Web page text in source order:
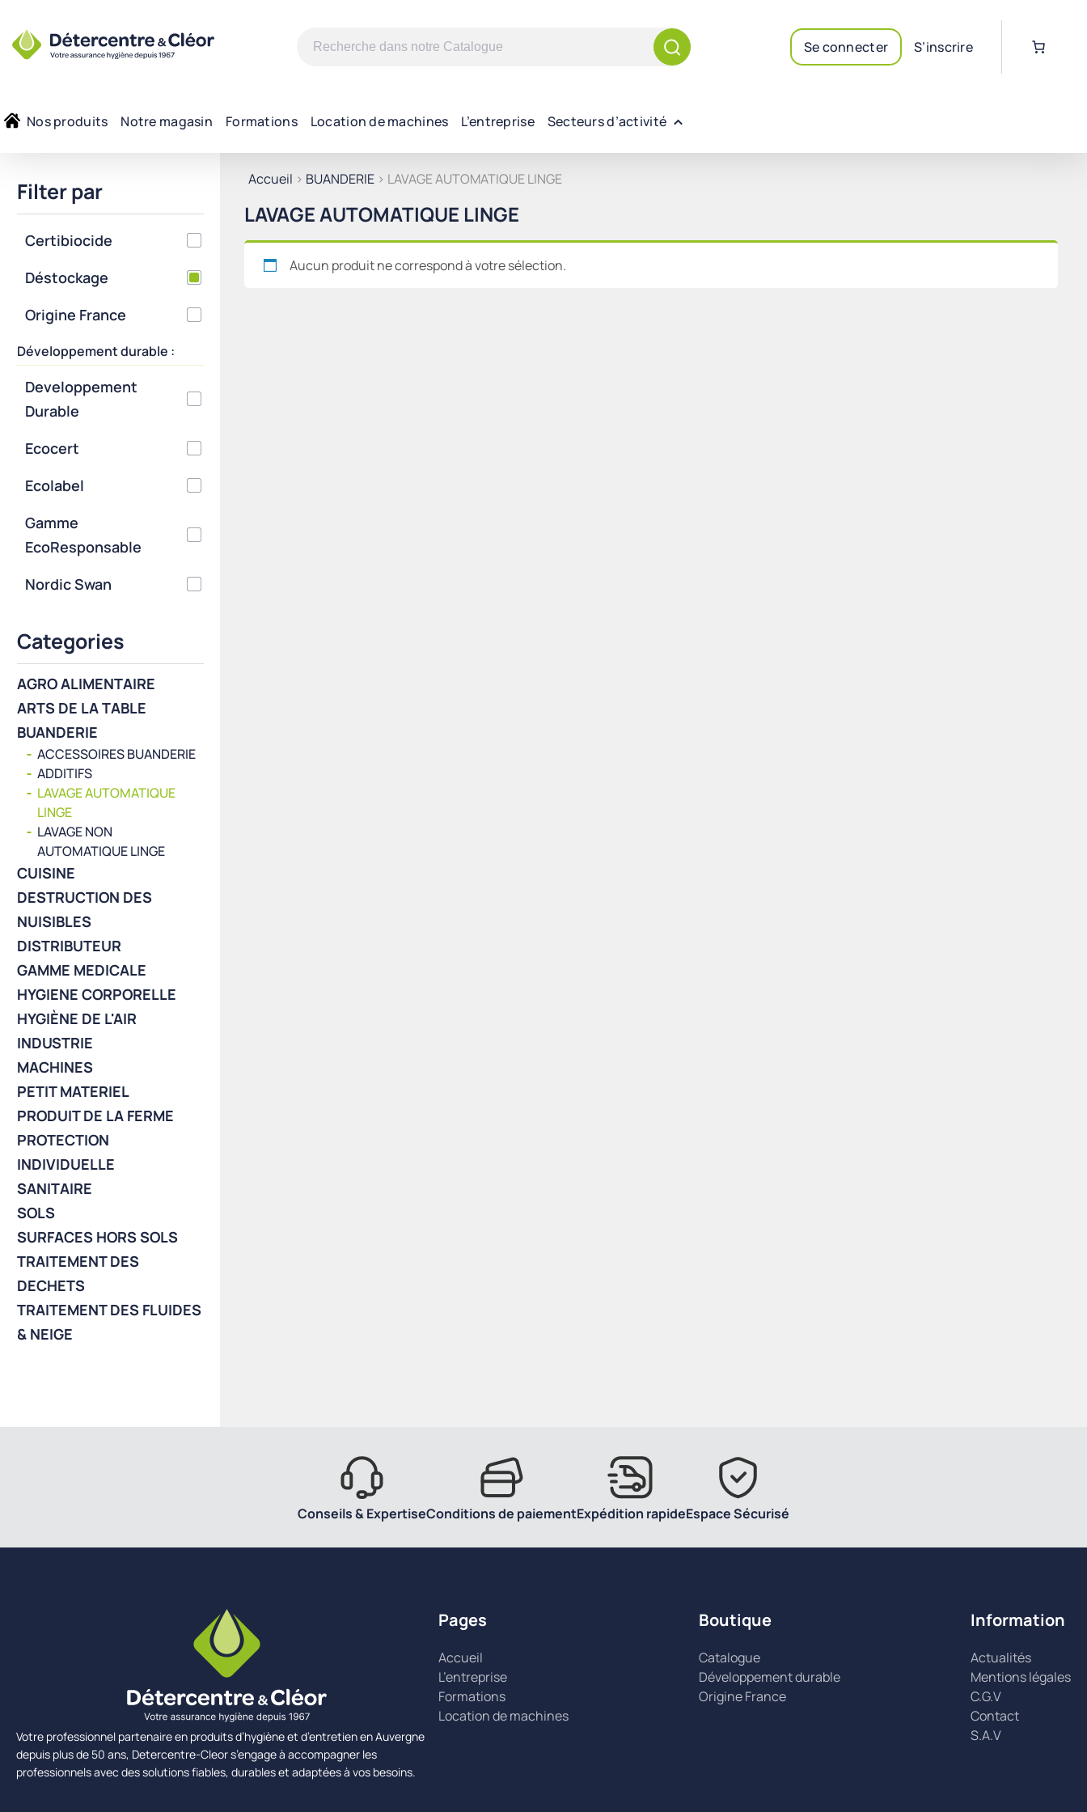
Recherche
Se connecter S’inscrire
Nos produits Notre magasin Formations Location de machines L’entreprise Secteurs d’activité
Accueil > BUANDERIE > LAVAGE AUTOMATIQUE LINGE
LAVAGE AUTOMATIQUE LINGE
Aucun produit ne correspond à votre sélection.
Filter par
Certibiocide
Déstockage
Origine France
Développement durable :
Developpement
Durable
Ecocert
Ecolabel
Gamme
EcoResponsable
Nordic Swan
Categories
AGRO ALIMENTAIRE
ARTS DE LA TABLE
BUANDERIE
ACCESSOIRES BUANDERIE
ADDITIFS
LAVAGE AUTOMATIQUE
LINGE
LAVAGE NON
AUTOMATIQUE LINGE
CUISINE
DESTRUCTION DES
NUISIBLES
DISTRIBUTEUR
GAMME MEDICALE
HYGIENE CORPORELLE
HYGIÈNE DE L'AIR
INDUSTRIE
MACHINES
PETIT MATERIEL
PRODUIT DE LA FERME
PROTECTION
INDIVIDUELLE
SANITAIRE
SOLS
SURFACES HORS SOLS
TRAITEMENT DES
DECHETS
TRAITEMENT DES FLUIDES
& NEIGE
Conseils & ExpertiseConditions de paiementExpédition rapideEspace Sécurisé
Votre professionnel partenaire en produits d’hygiène et d’entretien en Auvergne
depuis plus de 50 ans, Detercentre-Cleor s’engage à accompagner les
professionnels avec des solutions fiables, durables et adaptées à vos besoins.
Pages
Accueil
L’entreprise
Formations
Location de machines
Boutique
Catalogue
Développement durable
Origine France
Information
Actualités
Mentions légales
C.G.V
Contact
S.A.V